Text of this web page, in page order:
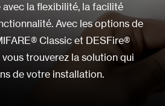
la flexibilité, la facilité
Avec les options de
Classic et DESFire®
trouverez la solution qui
de votre installation.